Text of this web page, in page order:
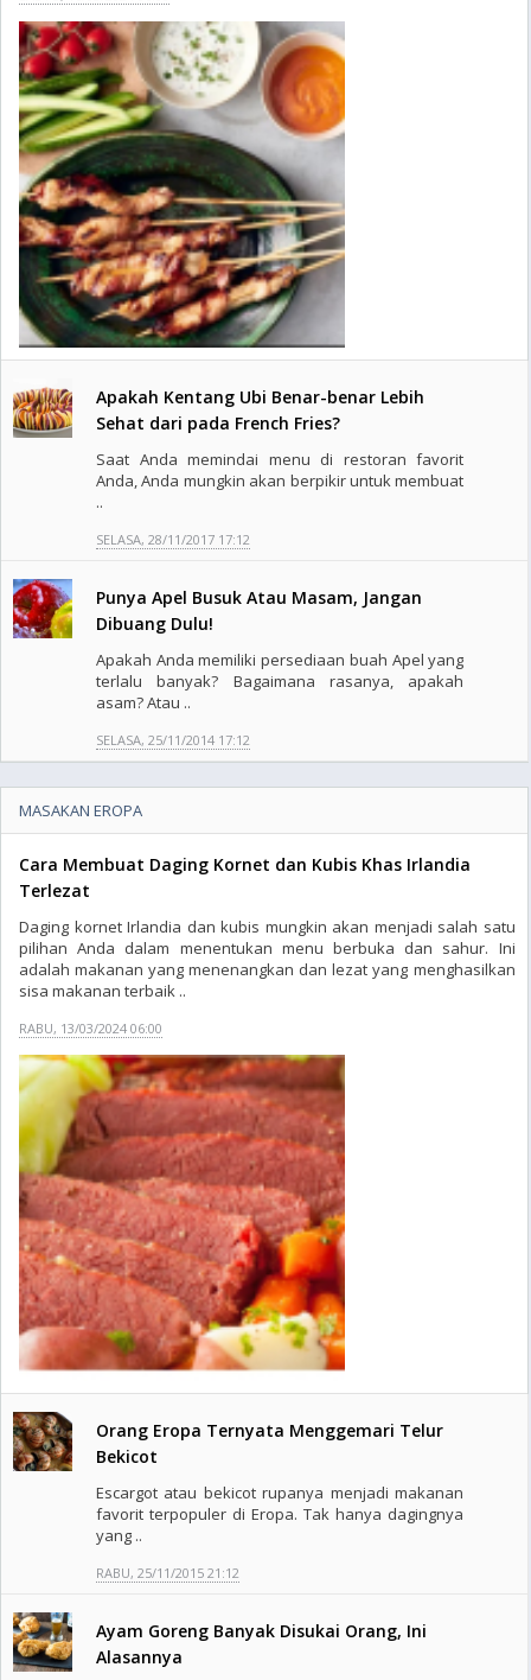
Apakah Kentang Ubi Benar-benar Lebih
Sehat dari pada French Fries?
Saat Anda memindai menu di restoran favorit
Anda, Anda mungkin akan berpikir untuk membuat
..
SELASA, 28/11/2017 17:12
Punya Apel Busuk Atau Masam, Jangan
Dibuang Dulu!
Apakah Anda memiliki persediaan buah Apel yang
terlalu banyak? Bagaimana rasanya, apakah
asam? Atau ..
SELASA, 25/11/2014 17:12
MASAKAN EROPA
Cara Membuat Daging Kornet dan Kubis Khas Irlandia
Terlezat
Daging kornet Irlandia dan kubis mungkin akan menjadi salah satu
pilihan Anda dalam menentukan menu berbuka dan sahur. Ini
adalah makanan yang menenangkan dan lezat yang menghasilkan
sisa makanan terbaik ..
RABU, 13/03/2024 06:00
Orang Eropa Ternyata Menggemari Telur
Bekicot
Escargot atau bekicot rupanya menjadi makanan
favorit terpopuler di Eropa. Tak hanya dagingnya
yang ..
RABU, 25/11/2015 21:12
Ayam Goreng Banyak Disukai Orang, Ini
Alasannya